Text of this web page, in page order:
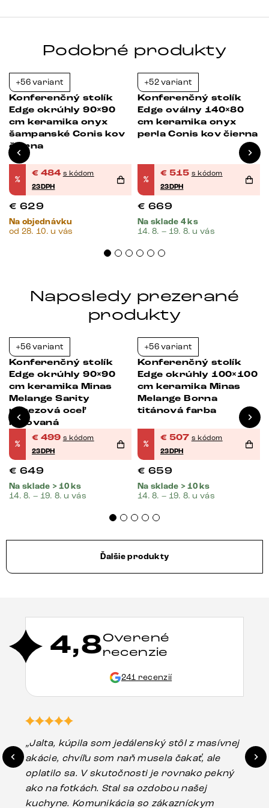
Podobné produkty
+56 variant
Konferenčný stolík
Edge okrúhly 90×90
cm keramika onyx
šampanské Conis kov
čierna
%
€ 484 s kódom
23DPH
€ 629
Na objednávku
od 28. 10. u vás
Novinka
+52 variant
Konferenčný stolík
Edge oválny 140×80
cm keramika onyx
perla Conis kov čierna
%
€ 515 s kódom
23DPH
€ 669
Na sklade 4 ks
14. 8. – 19. 8. u vás
Naposledy prezerané
produkty
+56 variant
Konferenčný stolík
Edge okrúhly 90×90
cm keramika Minas
Melange Sarity
nerezová oceľ
kefovaná
%
€ 499 s kódom
23DPH
€ 649
Na sklade > 10 ks
14. 8. – 19. 8. u vás
+56 variant
Konferenčný stolík
Edge okrúhly 100×100
cm keramika Minas
Melange Borna
titánová farba
%
€ 507 s kódom
23DPH
€ 659
Na sklade > 10 ks
14. 8. – 19. 8. u vás
Ďalšie produkty
4,8Overené
recenzie
241 recenzií
„Jalta, kúpila som jedálenský stôl z masívnej
akácie, chvíľu som naň musela čakať, ale
oplatilo sa. V skutočnosti je rovnako pekný
ako na fotkách. Stal sa ozdobou našej
kuchyne. Komunikácia so zákazníckym